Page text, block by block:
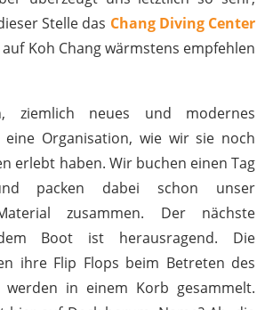
Stelle das Chang Diving Center
Koh Chang wärmstens empfehlen
ziemlich neues und modernes
eine Organisation, wie wir sie noch
erlebt haben. Wir buchen einen Tag
packen dabei schon unser
zusammen. Der nächste
Boot ist herausragend. Die
ihre Flip Flops beim Betreten des
werden in einem Korb gesammelt.